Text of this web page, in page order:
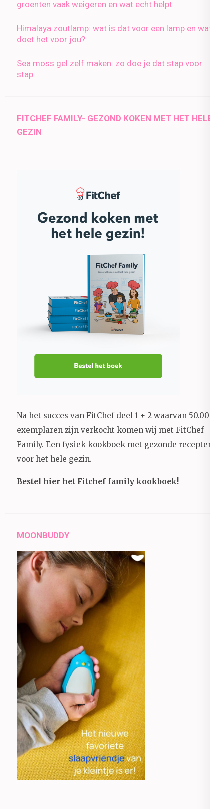
groenten vaak weigeren en wat echt helpt
Himalaya zoutlamp: wat is dat voor een lamp en wat
doet het voor jou?
Sea moss gel zelf maken: zo doe je dat stap voor
stap
FITCHEF FAMILY- GEZOND KOKEN MET HET HELE
GEZIN
Na het succes van FitChef deel 1 + 2 waarvan 50.000+
exemplaren zijn verkocht komen wij met FitChef
Family. Een fysiek kookboek met gezonde recepten
voor het hele gezin.
Bestel hier het Fitchef family kookboek!
MOONBUDDY